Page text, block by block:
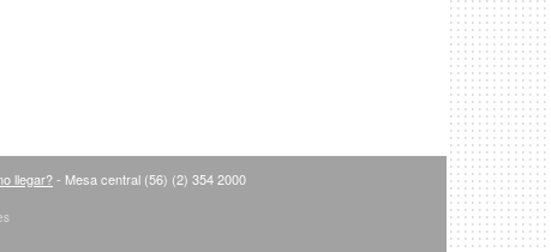
llegar?- Mesa central (56) (2) 354 2000